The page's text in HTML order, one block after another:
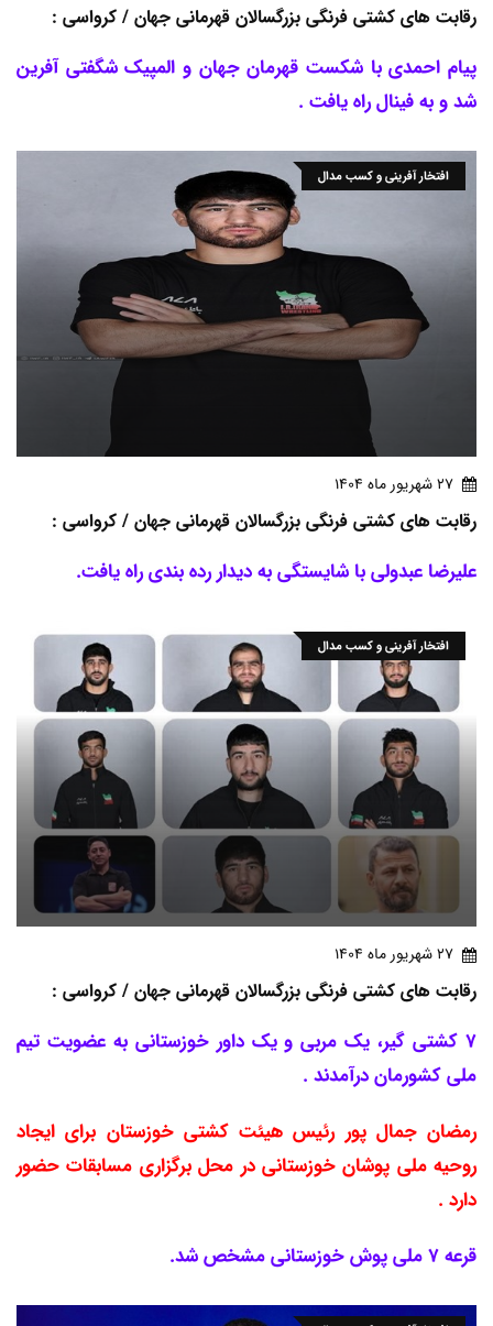
رقابت های کشتی فرنگی بزرگسالان قهرمانی جهان / کرواسی :
پیام احمدی با شکست قهرمان جهان و المپیک شگفتی آفرین
شد و به فینال راه یافت .
افتخار آفرینی و کسب مدال
27 شهريور ماه 1404
رقابت های کشتی فرنگی بزرگسالان قهرمانی جهان / کرواسی :
علیرضا عبدولی با شایستگی به دیدار رده بندی راه یافت.
افتخار آفرینی و کسب مدال
27 شهريور ماه 1404
رقابت های کشتی فرنگی بزرگسالان قهرمانی جهان / کرواسی :
7 کشتی گیر، یک مربی و یک داور خوزستانی به عضویت تیم
ملی کشورمان درآمدند .
رمضان جمال پور رئیس هیئت کشتی خوزستان برای ایجاد
روحیه ملی پوشان خوزستانی در محل برگزاری مسابقات حضور
دارد .
قرعه 7 ملی پوش خوزستانی مشخص شد.